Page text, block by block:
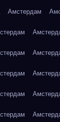
Амстердам